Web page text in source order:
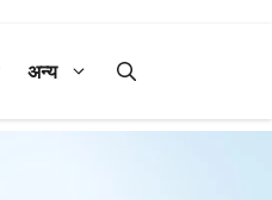
अन्य